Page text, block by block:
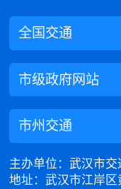
全国交通
市级政府网站
市州交通
主办单位：武汉市交
地址：武汉市江岸区